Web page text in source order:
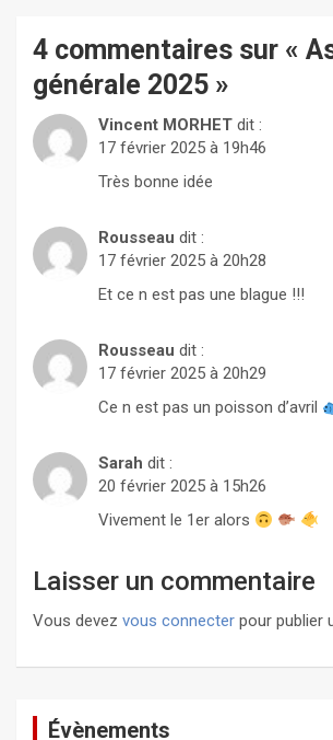
4 commentaires sur «
générale 2025 »
Vincent MORHET dit :
17 février 2025 à 19h46
Très bonne idée
Rousseau dit :
17 février 2025 à 20h28
Et ce n est pas une blague !!!
Rousseau dit :
17 février 2025 à 20h29
Ce n est pas un poisson d’avril
Sarah dit :
20 février 2025 à 15h26
Vivement le 1er alors
Laisser un commentaire
Vous devez vous connecter pour publier
Évènements